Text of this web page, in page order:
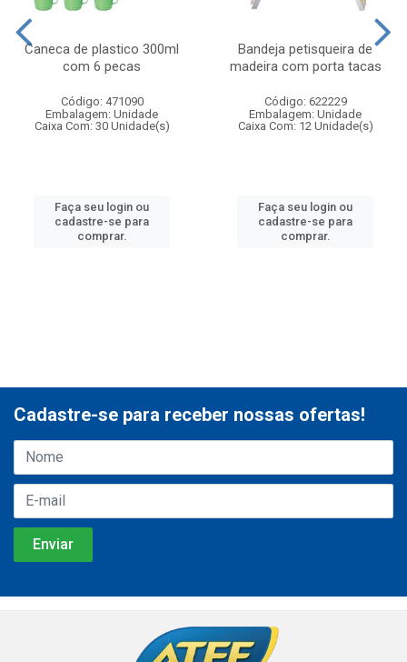
Caneca de plastico 300ml
com 6 pecas
Código: 471090
Embalagem: Unidade
Caixa Com: 30 Unidade(s)
Faça seu login ou
cadastre-se para
comprar.
Bandeja petisqueira de
madeira com porta tacas
Código: 622229
Embalagem: Unidade
Caixa Com: 12 Unidade(s)
Faça seu login ou
cadastre-se para
comprar.
Cadastre-se para receber nossas ofertas!